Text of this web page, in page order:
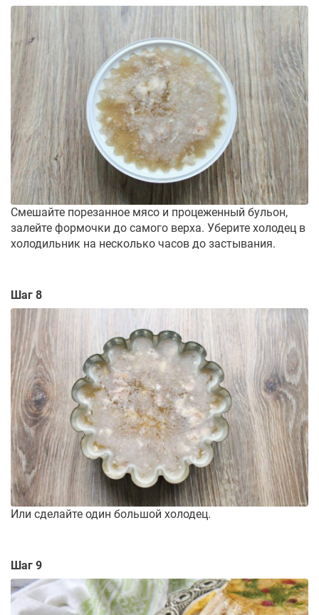
Смешайте порезанное мясо и процеженный бульон,
залейте формочки до самого верха. Уберите холодец в
холодильник на несколько часов до застывания.
Шаг 8
Или сделайте один большой холодец.
Шаг 9